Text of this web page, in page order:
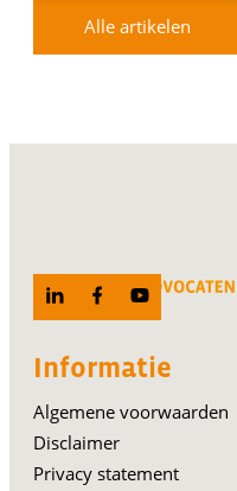
Alle artikelen
Informatie
Algemene voorwaarden
Disclaimer
Privacy statement